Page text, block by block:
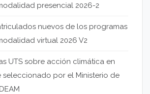
presencial 2026-2
nuevos de los programas
virtual 2026 V2
UTS sobre acción climática en
seleccionado por el Ministerio de